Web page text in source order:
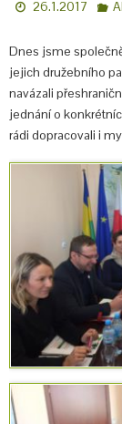
26.1.2017
Dnes jsme
jejich družebního
navázali
jednání o
rádi dopracovali i